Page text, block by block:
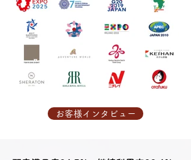
お客様インタビュー